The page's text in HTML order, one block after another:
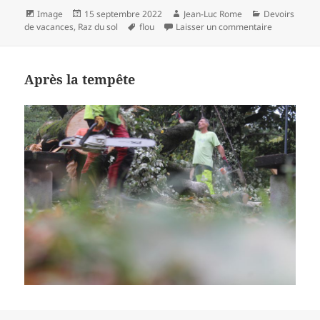
Format
Image
Publié
le
15 septembre 2022 Auteur
Jean-Luc Rome Catégories
Devoirs
de vacances, Raz du sol
Mots-
flou Laisser un commentaire
Après la tempête